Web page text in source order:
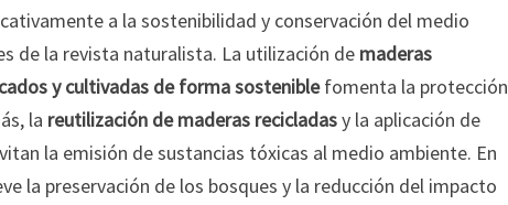
a la sostenibilidad y conservación del medio
de la revista naturalista. La utilización de maderas
y cultivadas de forma sosteniblefomenta la protección
la reutilización de maderas recicladasy la aplicación de
la emisión de sustancias tóxicas al medio ambiente. En
la preservación de los bosques y la reducción del impacto